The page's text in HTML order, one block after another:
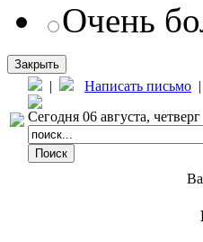
Очень
Закрыть
| Написать письмо |
Сегодня 06 августа, четверг